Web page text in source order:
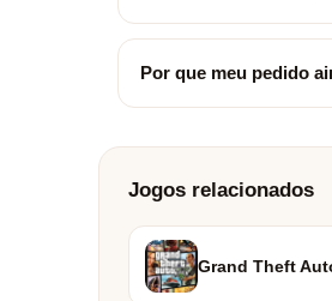
Por que meu pedido
Jogos relacionados
Grand Theft